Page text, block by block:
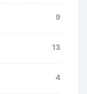
9
13
4